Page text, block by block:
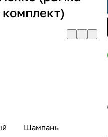
Шампань